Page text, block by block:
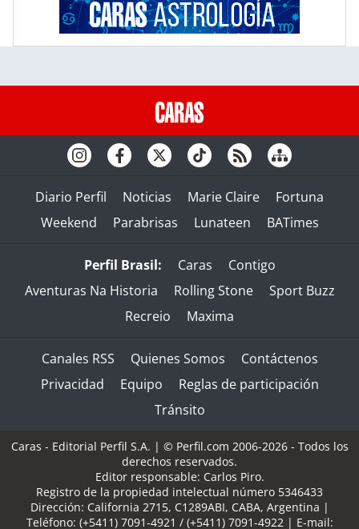
Diario Perfil Noticias Marie Claire
Fortuna
Weekend
Parabrisas Lunateen BATimes
Perfil Brasil: Caras
Contigo
Aventuras Na Historia
Rolling Stone
Sport Buzz
Recreio
Maxima
Canales RSS Quienes Somos
Contáctenos
Privacidad
Equipo
Reglas de participación
Tránsito
Caras - Editorial Perfil S.A. | © Perfil.com 2006-2026 - Todos los
derechos reservados.
Editor responsable: Carlos Piro.
Registro de la propiedad intelectual número 5346433
Dirección: California 2715, C1289ABI, CABA, Argentina |
Teléfono: (+5411) 7091-4921 / (+5411) 7091-4922| E-mail: